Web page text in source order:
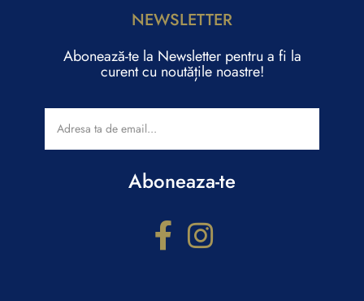
NEWSLETTER
Abonează-te la Newsletter pentru a fi la
curent cu noutățile noastre!
Aboneaza-te